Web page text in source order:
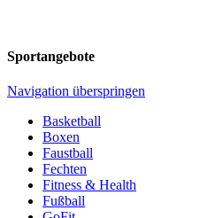
Sportangebote
Navigation überspringen
Basketball
Boxen
Faustball
Fechten
Fitness & Health
Fußball